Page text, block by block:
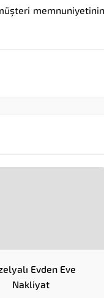
memnuniyetinin
Evden Eve
Nakliyat